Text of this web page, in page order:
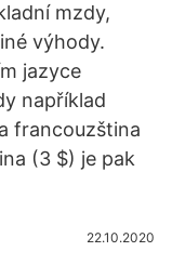
mzdy,
výhody.
jazyce
například
francouzština
(3 $) je pak
22.10.2020